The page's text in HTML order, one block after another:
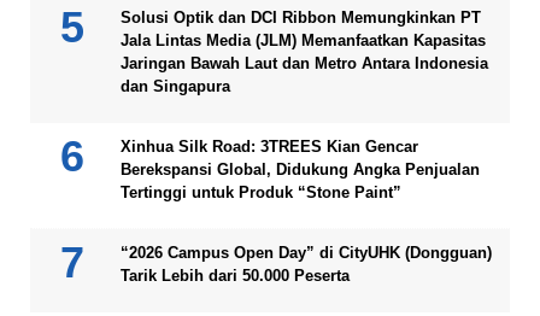
Solusi Optik dan DCI Ribbon Memungkinkan PT
Jala Lintas Media (JLM) Memanfaatkan Kapasitas
Jaringan Bawah Laut dan Metro Antara Indonesia
dan Singapura
Xinhua Silk Road: 3TREES Kian Gencar
Berekspansi Global, Didukung Angka Penjualan
Tertinggi untuk Produk “Stone Paint”
“2026 Campus Open Day” di CityUHK (Dongguan)
Tarik Lebih dari 50.000 Peserta